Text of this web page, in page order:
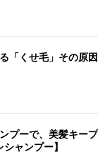
「くせ毛」その原因
プーで、美髪キープ
ャンプー】